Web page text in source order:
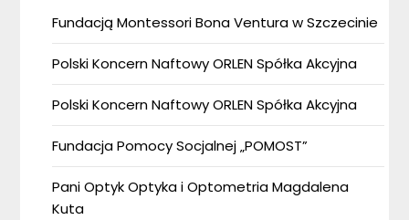
Fundacją Montessori Bona Ventura w Szczecinie
Polski Koncern Naftowy ORLEN Spółka Akcyjna
Polski Koncern Naftowy ORLEN Spółka Akcyjna
Fundacja Pomocy Socjalnej „POMOST”
Pani Optyk Optyka i Optometria Magdalena
Kuta